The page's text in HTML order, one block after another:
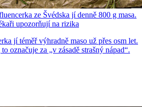
ze Švédska jí denně 800 g masa.
upozorňují na rizika
jí téměř výhradně maso už přes osm let.
označuje za „v zásadě strašný nápad“.